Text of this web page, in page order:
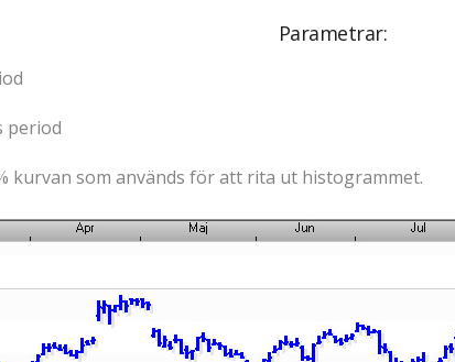
Parametrar:
period
kurvan som används för att rita ut histogrammet.